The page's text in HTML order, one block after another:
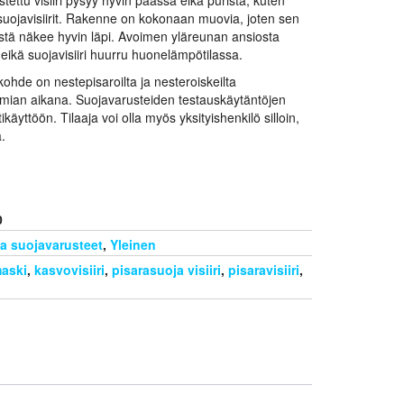
Rakenne on kokonaan muovia, joten sen
näkee hyvin läpi. Avoimen yläreunan ansiosta
suojavisiiri huurru huonelämpötilassa.
on nestepisaroilta ja nesteroiskeilta
aikana. Suojavarusteiden testauskäytäntöjen
Tilaaja voi olla myös yksityishenkilö silloin,
suojavarusteet, Yleinen
, kasvovisiiri, pisarasuoja visiiri, pisaravisiiri,